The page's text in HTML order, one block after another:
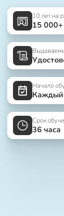
10 лет на
15
Начало
Срок
36 часа